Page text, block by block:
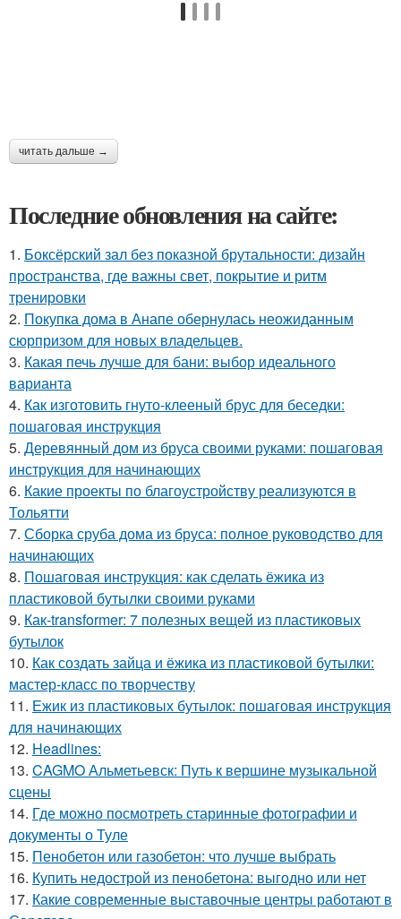
читать дальше →
Последние обновления на сайте:
1. Боксёрский зал без показной брутальности: дизайн
пространства, где важны свет, покрытие и ритм
тренировки
2. Покупка дома в Анапе обернулась неожиданным
сюрпризом для новых владельцев.
3. Какая печь лучше для бани: выбор идеального
варианта
4. Как изготовить гнуто-клееный брус для беседки:
пошаговая инструкция
5. Деревянный дом из бруса своими руками: пошаговая
инструкция для начинающих
6. Какие проекты по благоустройству реализуются в
Тольятти
7. Сборка сруба дома из бруса: полное руководство для
начинающих
8. Пошаговая инструкция: как сделать ёжика из
пластиковой бутылки своими руками
9. Как-transformer: 7 полезных вещей из пластиковых
бутылок
10. Как создать зайца и ёжика из пластиковой бутылки:
мастер-класс по творчеству
11. Ежик из пластиковых бутылок: пошаговая инструкция
для начинающих
12. Headlines:
13. CAGMO Альметьевск: Путь к вершине музыкальной
сцены
14. Где можно посмотреть старинные фотографии и
документы о Туле
15. Пенобетон или газобетон: что лучше выбрать
16. Купить недострой из пенобетона: выгодно или нет
17. Какие современные выставочные центры работают в